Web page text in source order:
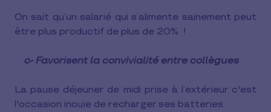
On sait qu’un salarié qui s’alimente sainement peut
être plus productif de plus de 20% !
c- Favorisent la convivialité entre collègues
La pause déjeuner de midi prise à l’extérieur c'est
l'occasion inouïe de recharger ses batteries.